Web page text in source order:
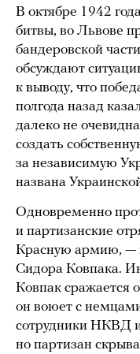
В октябре 1942
битвы, во Львове
бандеровской
обсуждают
к выводу, что
полгода назад
далеко не
создать
за независимую
названа
Одновременно
и партизанские
Красную армию, —
Сидора Ковпака.
Ковпак сражается
он воюет с
сотрудники НКВД и
но партизан